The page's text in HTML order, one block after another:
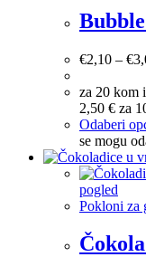
€2,10 – €
za 20 kom
2,50 € za
Odaberi
se mogu
pogled
Pokloni za